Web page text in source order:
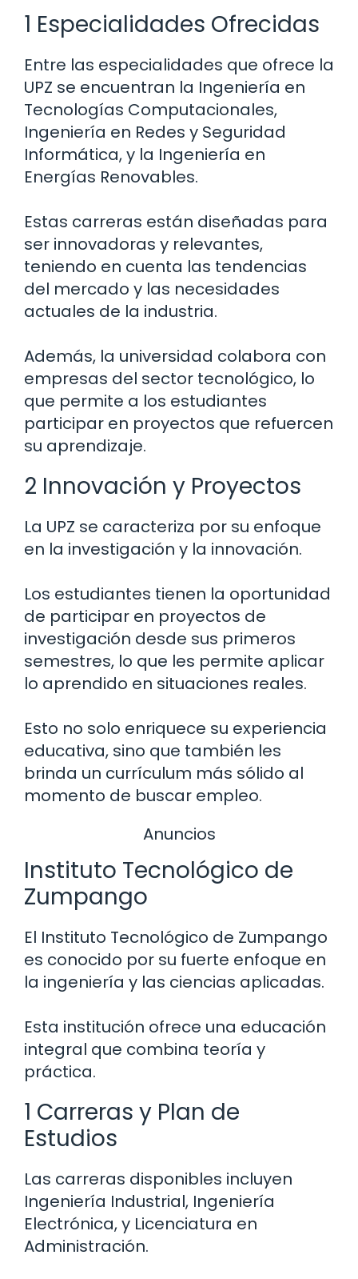
1 Especialidades Ofrecidas
Entre las especialidades que ofrece la
UPZ se encuentran la Ingeniería en
Tecnologías Computacionales,
Ingeniería en Redes y Seguridad
Informática, y la Ingeniería en
Energías Renovables.
Estas carreras están diseñadas para
ser innovadoras y relevantes,
teniendo en cuenta las tendencias
del mercado y las necesidades
actuales de la industria.
Además, la universidad colabora con
empresas del sector tecnológico, lo
que permite a los estudiantes
participar en proyectos que refuercen
su aprendizaje.
2 Innovación y Proyectos
La UPZ se caracteriza por su enfoque
en la investigación y la innovación.
Los estudiantes tienen la oportunidad
de participar en proyectos de
investigación desde sus primeros
semestres, lo que les permite aplicar
lo aprendido en situaciones reales.
Esto no solo enriquece su experiencia
educativa, sino que también les
brinda un currículum más sólido al
momento de buscar empleo.
Anuncios
Instituto Tecnológico de
Zumpango
El Instituto Tecnológico de Zumpango
es conocido por su fuerte enfoque en
la ingeniería y las ciencias aplicadas.
Esta institución ofrece una educación
integral que combina teoría y
práctica.
1 Carreras y Plan de
Estudios
Las carreras disponibles incluyen
Ingeniería Industrial, Ingeniería
Electrónica, y Licenciatura en
Administración.